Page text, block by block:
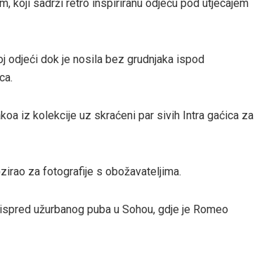
koji sadrži retro inspiriranu odjeću pod utjecajem
odjeći dok je nosila bez grudnjaka ispod
iz kolekcije uz skraćeni par sivih Intra gaćica za
za fotografije s obožavateljima.
užurbanog puba u Sohou, gdje je Romeo